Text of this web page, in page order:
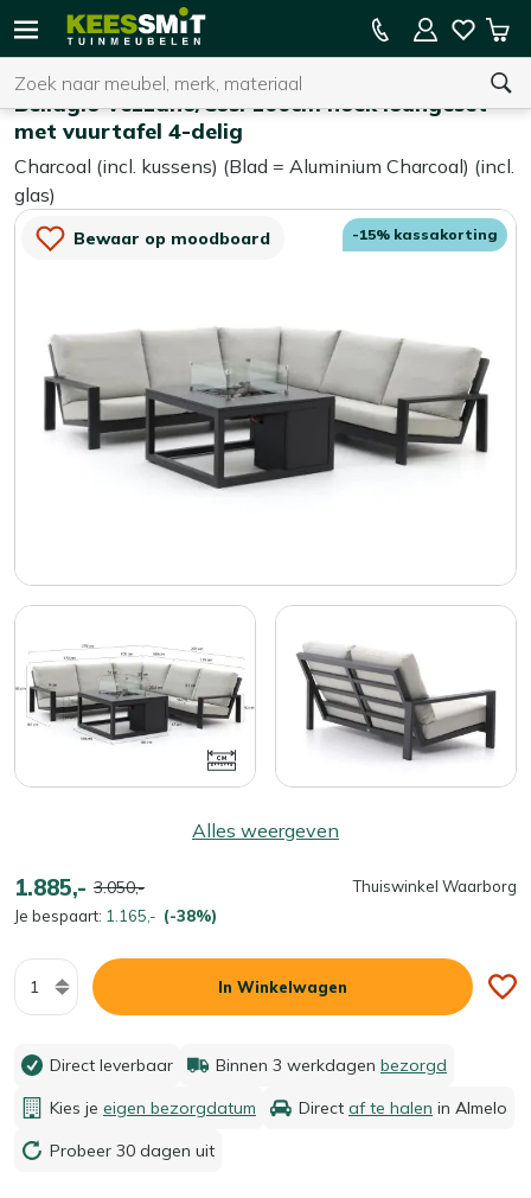
Kees
Tuinmeubelen
Zoeken
U heeft geen product(en) in uw winkelwagen.
15% kassakorting op de hele collectie
Bellagio Vezzano/Cosi 100cm hoek loungeset
met vuurtafel 4-delig
Charcoal (incl. kussens) (Blad = Aluminium Charcoal) (incl.
glas)
Bewaar op moodboard -15% kassakorting
Alles weergeven
1.885,- 3.050,-
Je bespaart: 1.165,- (-38%)
Thuiswinkel Waarborg
Aantal
In Winkelwagen
Direct leverbaar Binnen 3 werkdagen bezorgd
Kies je eigen bezorgdatum Direct af te halen in Almelo
Probeer 30 dagen uit